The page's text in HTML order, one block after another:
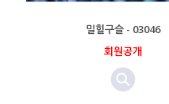
밀힐구슬 - 03046
회원공개